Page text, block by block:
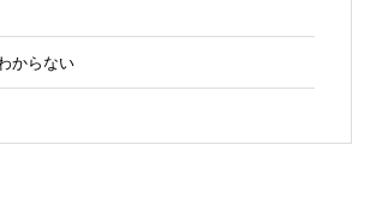
からない